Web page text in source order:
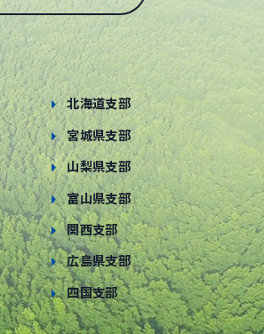
北海道支部
宮城県支部
山梨県支部
富山県支部
関西支部
広島県支部
四国支部